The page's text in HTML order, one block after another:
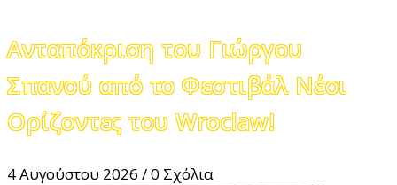
Ανταπόκριση του Γιώργου
Σπανού από το Φεστιβάλ Νέοι
Ορίζοντες του Wroclaw!
4 Αυγούστου 2026 /0 Σχόλια